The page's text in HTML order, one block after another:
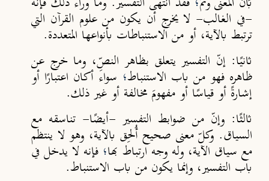
-في الغالب- لا يخرج أن يكون من علوم القرآن التي
ترتبط بالآية، أو من الاستنباطات بأنواعها المتعددة.
ثانيًا: إنّ التفسير يتعلق بظاهر النصِّ، وما خرج عن
ظاهره فهو من باب الاستنباط؛ سواء أكان اعتبارًا أو
إشارة أو قياسًا أو مفهومَ مخالفة أو غير ذلك.
ثالثًا: وإنّ من ضوابط التفسير -أيضًا- تناسقه مع
السياق. وكلّ معنى صحيح أُلحِق بالآية، وهو لا ينتظم
مع سياق الآية، وله وجه ارتباط بها؛ فإنه لا يدخل في
باب التفسير، وإنما يكون من باب الاستنباط.